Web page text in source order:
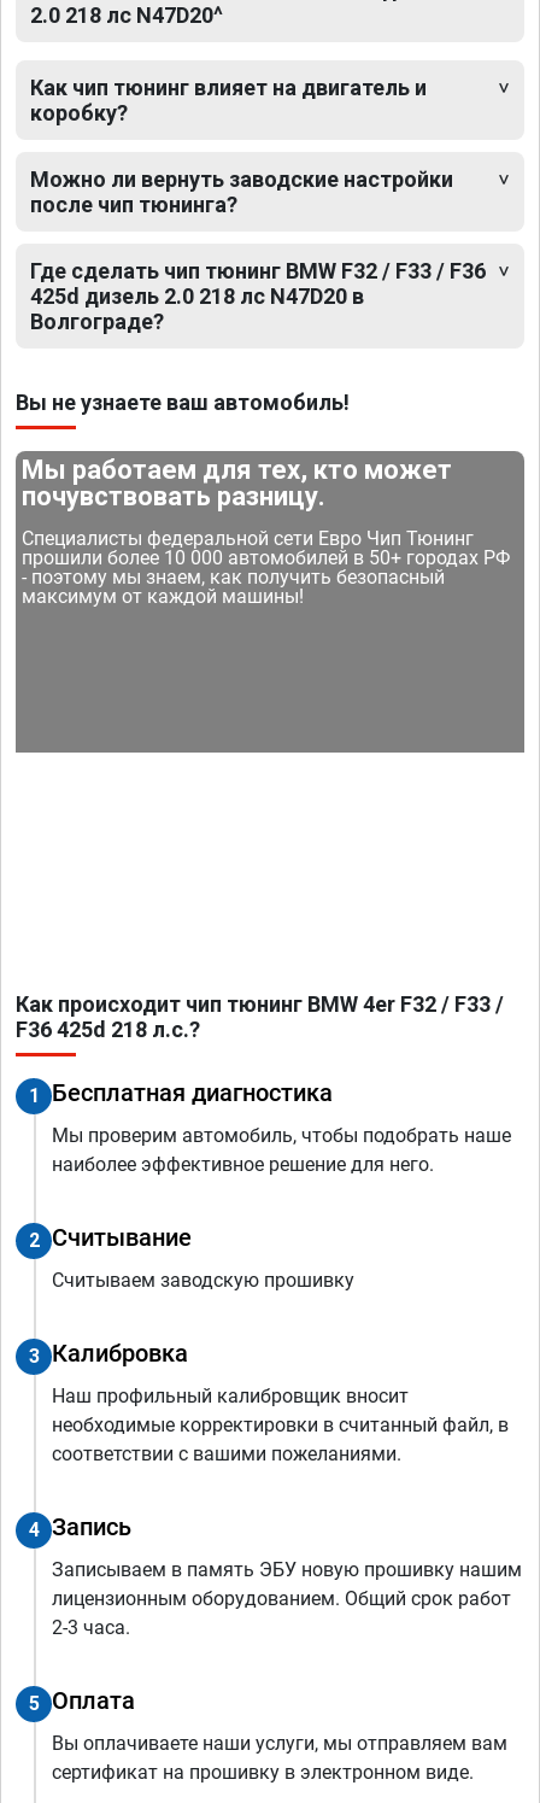
2.0 218 лс N47D20^
Как чип тюнинг влияет на двигатель и
коробку?
Можно ли вернуть заводские настройки
после чип тюнинга?
Где сделать чип тюнинг BMW F32 / F33 / F36
425d дизель 2.0 218 лс N47D20 в
Волгограде?
Вы не узнаете ваш автомобиль!
Мы работаем для тех, кто может
почувствовать разницу.
Специалисты федеральной сети Евро Чип Тюнинг
прошили более 10 000 автомобилей в 50+ городах РФ
- поэтому мы знаем, как получить безопасный
максимум от каждой машины!
Как происходит чип тюнинг BMW 4er F32 / F33 /
F36 425d 218 л.с.?
1 Бесплатная диагностика
Мы проверим автомобиль, чтобы подобрать наше
наиболее эффективное решение для него.
2 Считывание
Считываем заводскую прошивку
3 Калибровка
Наш профильный калибровщик вносит
необходимые корректировки в считанный файл, в
соответствии с вашими пожеланиями.
4 Запись
Записываем в память ЭБУ новую прошивку нашим
лицензионным оборудованием. Общий срок работ
2-3 часа.
5 Оплата
Вы оплачиваете наши услуги, мы отправляем вам
сертификат на прошивку в электронном виде.